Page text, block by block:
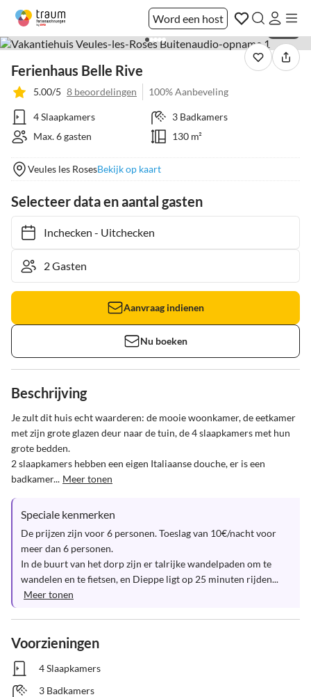
Word een host
Ferienhaus Belle Rive
5.00/5 8 beoordelingen 100% Aanbeveling
4 Slaapkamers
3 Badkamers
Max. 6 gasten
130 m²
Veules les RosesBekijk op kaart
Selecteer data en aantal gasten
Inchecken- Uitchecken
Aanvraag indienen
Nu boeken
Beschrijving
Je zult dit huis echt waarderen: de mooie woonkamer, de eetkamer
met zijn grote glazen deur naar de tuin, de 4 slaapkamers met hun
grote bedden.
2 slaapkamers hebben een eigen Italiaanse douche, er is een
badkamer... Meer tonen
Speciale kenmerken
De prijzen zijn voor 6 personen. Toeslag van 10€/nacht voor
meer dan 6 personen.
In de buurt van het dorp zijn er talrijke wandelpaden om te
wandelen en te fietsen, en Dieppe ligt op 25 minuten rijden...
Meer tonen
Voorzieningen
4 Slaapkamers
3 Badkamers